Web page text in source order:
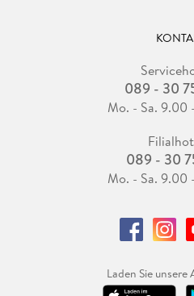
089 - 30
Mo. - Sa. 9.00
089 - 30
Mo. - Sa. 9.00
Laden Sie unsere